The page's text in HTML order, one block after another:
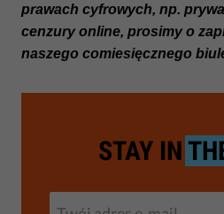
prawach cyfrowych, np.
cenzury online, prosimy o
naszego comiesięcznego
STAY IN